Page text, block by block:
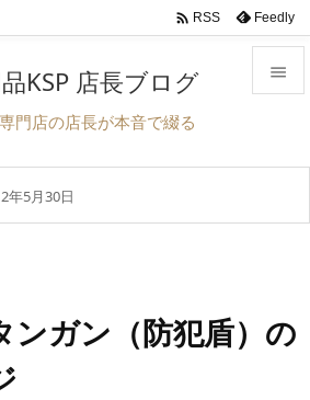



 RSS Feedly
KSP 店長ブログ
門店の店長が本音で綴る
年5月30日
ンガン（防犯盾）の